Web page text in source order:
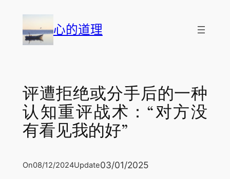
心的道理
评遭拒绝或分手后的一种
认知重评战术：“对方没
有看见我的好”
On08/12/2024Update03/01/2025